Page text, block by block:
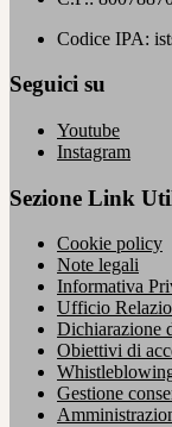
Codice IPA:
Seguici su
Youtube
Instagram
Sezione Link
Cookie policy
Note legali
Informativa
Ufficio
Dichiarazione
Obiettivi di
Gestione